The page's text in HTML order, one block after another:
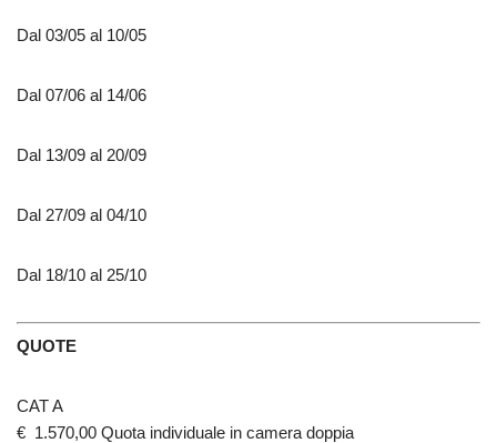
Dal 03/05 al 10/05
Dal 07/06 al 14/06
Dal 13/09 al 20/09
Dal 27/09 al 04/10
Dal 18/10 al 25/10
QUOTE
CAT A
€ 1.570,00 Quota individuale in camera doppia